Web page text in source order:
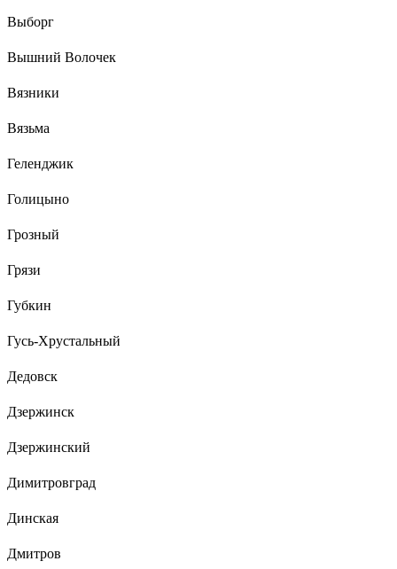
Выборг
Вышний Волочек
Вязники
Вязьма
Геленджик
Голицыно
Грозный
Грязи
Губкин
Гусь-Хрустальный
Дедовск
Дзержинск
Дзержинский
Димитровград
Динская
Дмитров